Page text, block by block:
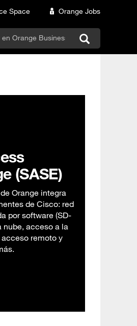
Space Orange Jobs
(SASE)
Orange integra
de Cisco: red
por software (SD-
nube, acceso a la
acceso remoto y